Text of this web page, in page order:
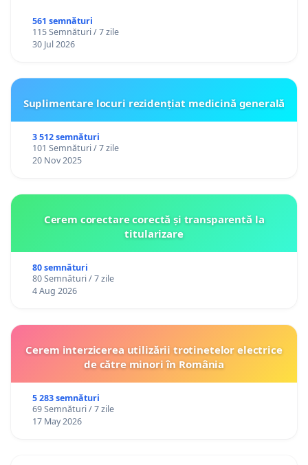
561 semnături
115 Semnături / 7 zile
30 Jul 2026
Suplimentare locuri rezidențiat medicină generală
3 512 semnături
101 Semnături / 7 zile
20 Nov 2025
Cerem corectare corectă și transparentă la
titularizare
80 semnături
80 Semnături / 7 zile
4 Aug 2026
Cerem interzicerea utilizării trotinetelor electrice
de către minori în România
5 283 semnături
69 Semnături / 7 zile
17 May 2026